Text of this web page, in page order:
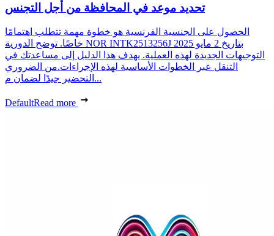
تحديد موعد في المحافظة من أجل التجنس
الحصول على الجنسية الفرنسية هو خطوة مهمة تتطلب اهتمامًا
خاصًا. توضح الدورية NOR INTK2513256J بتاريخ 2 مايو 2025
التوجيهات الجديدة لهذه العملية. يهدف هذا الدليل إلى مساعدتك في
التنقل عبر الخطوات الأساسية لهذه الإجراءات.من الضروري
التحضير جيدًا لضمان م...
DefaultRead more